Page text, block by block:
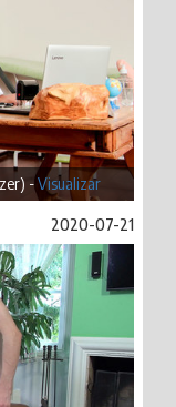
-Visualizar
2020-07-21